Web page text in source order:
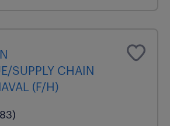
SUPPLY CHAIN
(F/H)